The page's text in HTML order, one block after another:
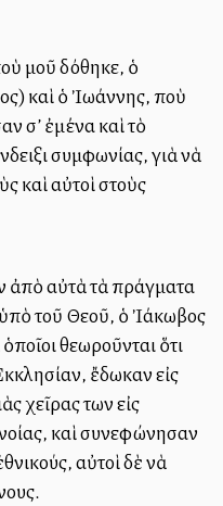
μοῦ δόθηκε, ὁ
καὶ ὁ Ἰωάννης, ποὺ
σ’ ἐμένα καὶ τὸ
συμφωνίας, γιὰ νὰ
καὶ αὐτοὶ στοὺς
ἀπὸ αὐτὰ τὰ πράγματα
τοῦ Θεοῦ, ὁ Ἰάκωβος
θεωροῦνται ὅτι
ἔδωκαν εἰς
χεῖρας των εἰς
καὶ συνεφώνησαν
αὐτοὶ δὲ νὰ